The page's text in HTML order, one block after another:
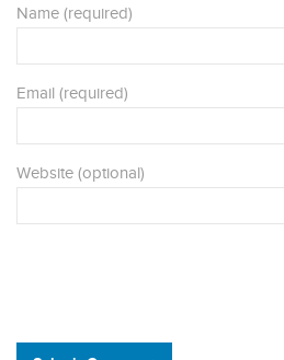
Name (required)
Email (required)
Website (optional)